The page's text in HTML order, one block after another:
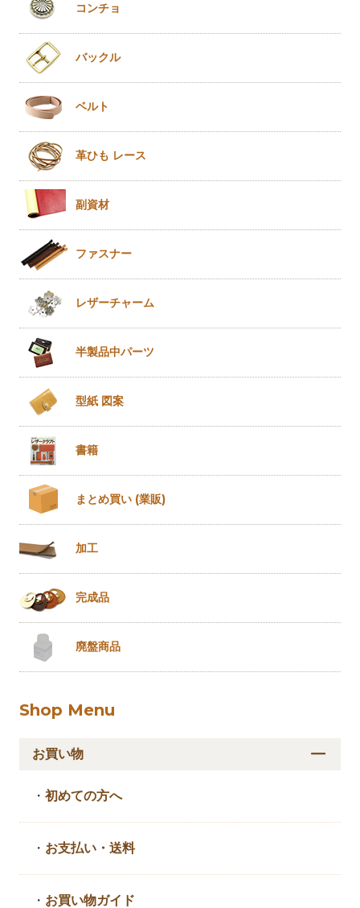
コンチョ
バックル
ベルト
革ひも レース
副資材
ファスナー
レザーチャーム
半製品中パーツ
型紙 図案
書籍
まとめ買い (業販)
加工
完成品
廃盤商品
Shop Menu
お買い物
・初めての方へ
・ お支払い・送料
・ お買い物ガイド